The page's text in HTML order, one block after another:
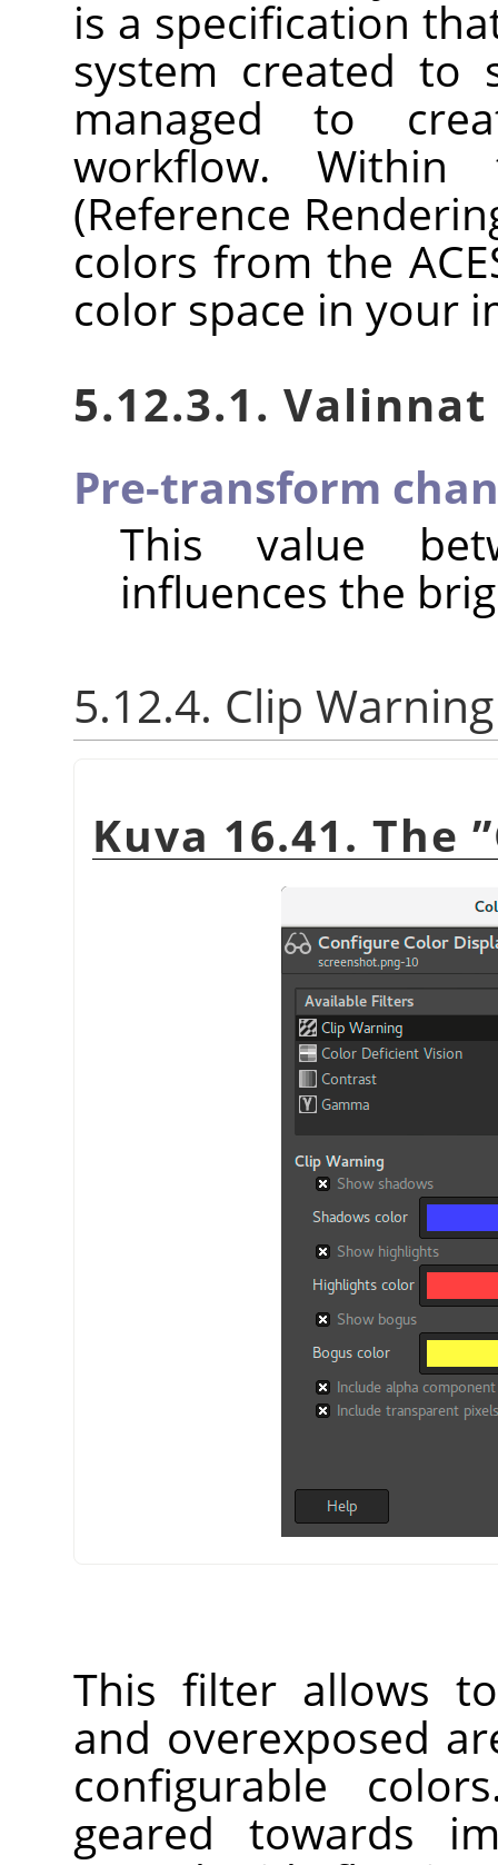
is a specification
system created to
managed to
workflow.
(Reference
colors from the
color space in your
5.12.3.1. Valinnat
Pre-transform
This value
influences the
5.12.4. Clip Warning
Kuva 16.41. The ”
This filter allows
and overexposed
configurable
geared towards